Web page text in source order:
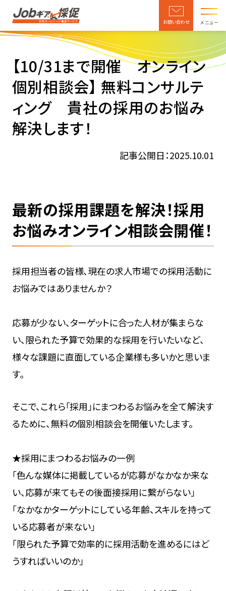
お問い合わせ メニュー
【10/31まで開催 オンライン
個別相談会】 無料コンサルテ
ィング 貴社の採用のお悩み
解決します！
記事公開日：2025.10.01
最新の採用課題を解決！採用
お悩みオンライン相談会開催！
採用担当者の皆様、現在の求人市場での採用活動に
お悩みではありませんか？
応募が少ない、ターゲットに合った人材が集まらな
い、限られた予算で効果的な採用を行いたいなど、
様々な課題に直面している企業様も多いかと思いま
す。
そこで、これら「採用」にまつわるお悩みを全て解決す
るために、無料の個別相談会を開催いたします。
★採用にまつわるお悩みの一例
「色んな媒体に掲載しているが応募がなかなか来な
い、応募が来てもその後面接採用に繋がらない」
「なかなかターゲットにしている年齢、スキルを持って
いる応募者が来ない」
「限られた予算で効率的に採用活動を進めるにはど
うすればいいのか」